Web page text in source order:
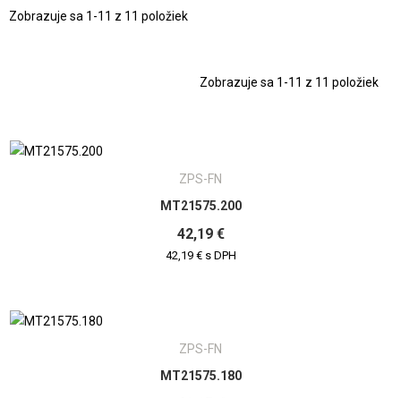
Zobrazuje sa 1-11 z 11 položiek
Zobrazuje sa 1-11 z 11 položiek
ZPS-FN
MT21575.200
42,19 €
42,19 € s DPH
ZPS-FN
MT21575.180